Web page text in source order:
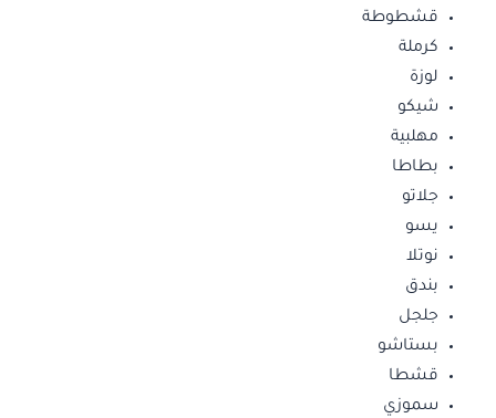
قشطوطة
كرملة
لوزة
شيكو
مهلبية
بطاطا
جلاتو
يسو
نوتلا
بندق
جلجل
بستاشو
قشطا
سموزي